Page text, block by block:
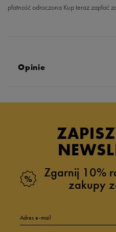
płatność odroczona Kup teraz zapłać
Opinie
Zgarnij 10%
zakupy
Adres e-mail